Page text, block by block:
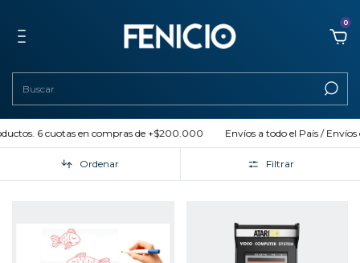
0
6 cuotas en compras de +$200.000 Envíos a todo el País / Envíos en el
Ordenar Filtrar